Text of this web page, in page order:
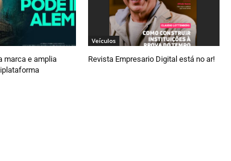
marca e amplia
Veículos
Revista Empresario Digital está no ar!